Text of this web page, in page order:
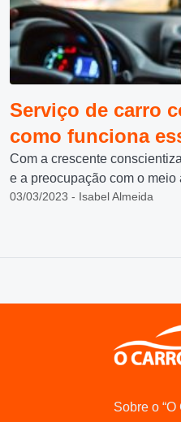
Serviço de carro
como funciona
Com a crescente
e a preocupação com o meio
03/03/2023 - Isabel Almeida
Sobre o “O